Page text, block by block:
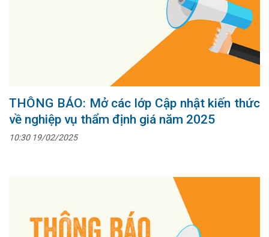
THÔNG BÁO: Mở các lớp Cập nhật kiến thức
về nghiệp vụ thẩm định giá năm 2025
10:30 19/02/2025